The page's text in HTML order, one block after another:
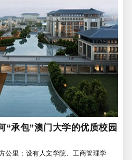
“承包”澳门大学的优质校园
公里；设有人文学院、工商管理学